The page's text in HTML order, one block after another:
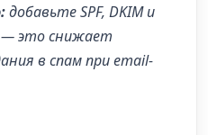
добавьте SPF, DKIM и
— это снижает
в спам при email-